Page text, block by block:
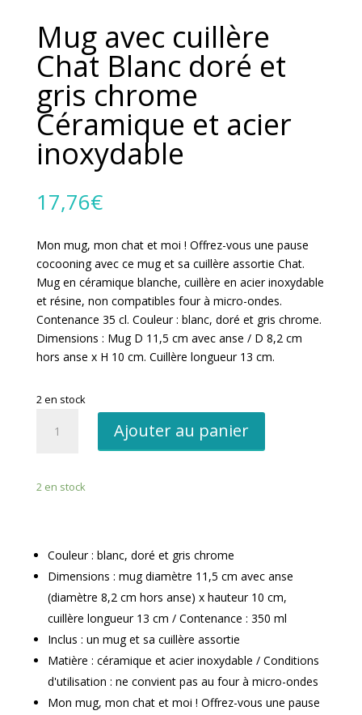
Mug avec cuillère
Chat Blanc doré et
gris chrome
Céramique et acier
inoxydable
17,76€
Mon mug, mon chat et moi ! Offrez-vous une pause
cocooning avec ce mug et sa cuillère assortie Chat.
Mug en céramique blanche, cuillère en acier inoxydable
et résine, non compatibles four à micro-ondes.
Contenance 35 cl. Couleur : blanc, doré et gris chrome.
Dimensions : Mug D 11,5 cm avec anse / D 8,2 cm
hors anse x H 10 cm. Cuillère longueur 13 cm.
2 en stock
cuillère
doré
gris
chrome
Céramique
et
acier
inoxydable
Ajouter au panier
2 en stock
Couleur : blanc, doré et gris chrome
Dimensions : mug diamètre 11,5 cm avec anse
(diamètre 8,2 cm hors anse) x hauteur 10 cm,
cuillère longueur 13 cm / Contenance : 350 ml
Inclus : un mug et sa cuillère assortie
Matière : céramique et acier inoxydable / Conditions
d'utilisation : ne convient pas au four à micro-ondes
Mon mug, mon chat et moi ! Offrez-vous une pause